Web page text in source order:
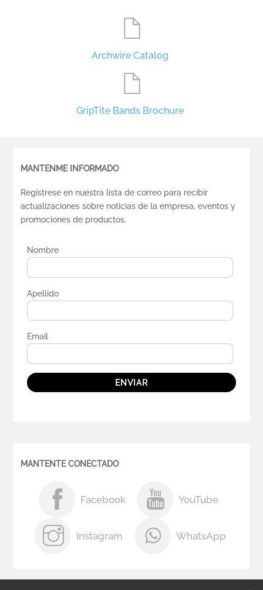
Archwire Catalog
GripTite Bands Brochure
MANTENME INFORMADO
Regístrese en nuestra lista de correo para recibir
actualizaciones sobre noticias de la empresa, eventos y
promociones de productos.
Nombre
Apellido
Email
ENVIAR
MANTENTE CONECTADO
Facebook YouTube
Instagram WhatsApp